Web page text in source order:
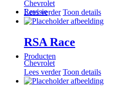
Revisie
Producten
Chevrolet
Lees verder Toon details
RSA Race
Chevrolet
Lees verder Toon details